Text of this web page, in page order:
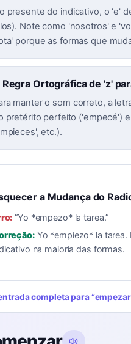
presente do indicativo, o 'e'
Note como 'nosotros' e
porque as formas que
Regra Ortográfica de 'z'
manter o som correto, a
pretérito perfeito ('empecé')
etc.).
a Mudança do
“Yo *empezo* la tarea.”
Yo *empiezo* la tarea.
na maioria das formas.
completa para“empezar